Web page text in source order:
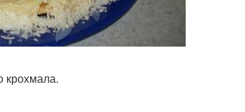
крохмала.